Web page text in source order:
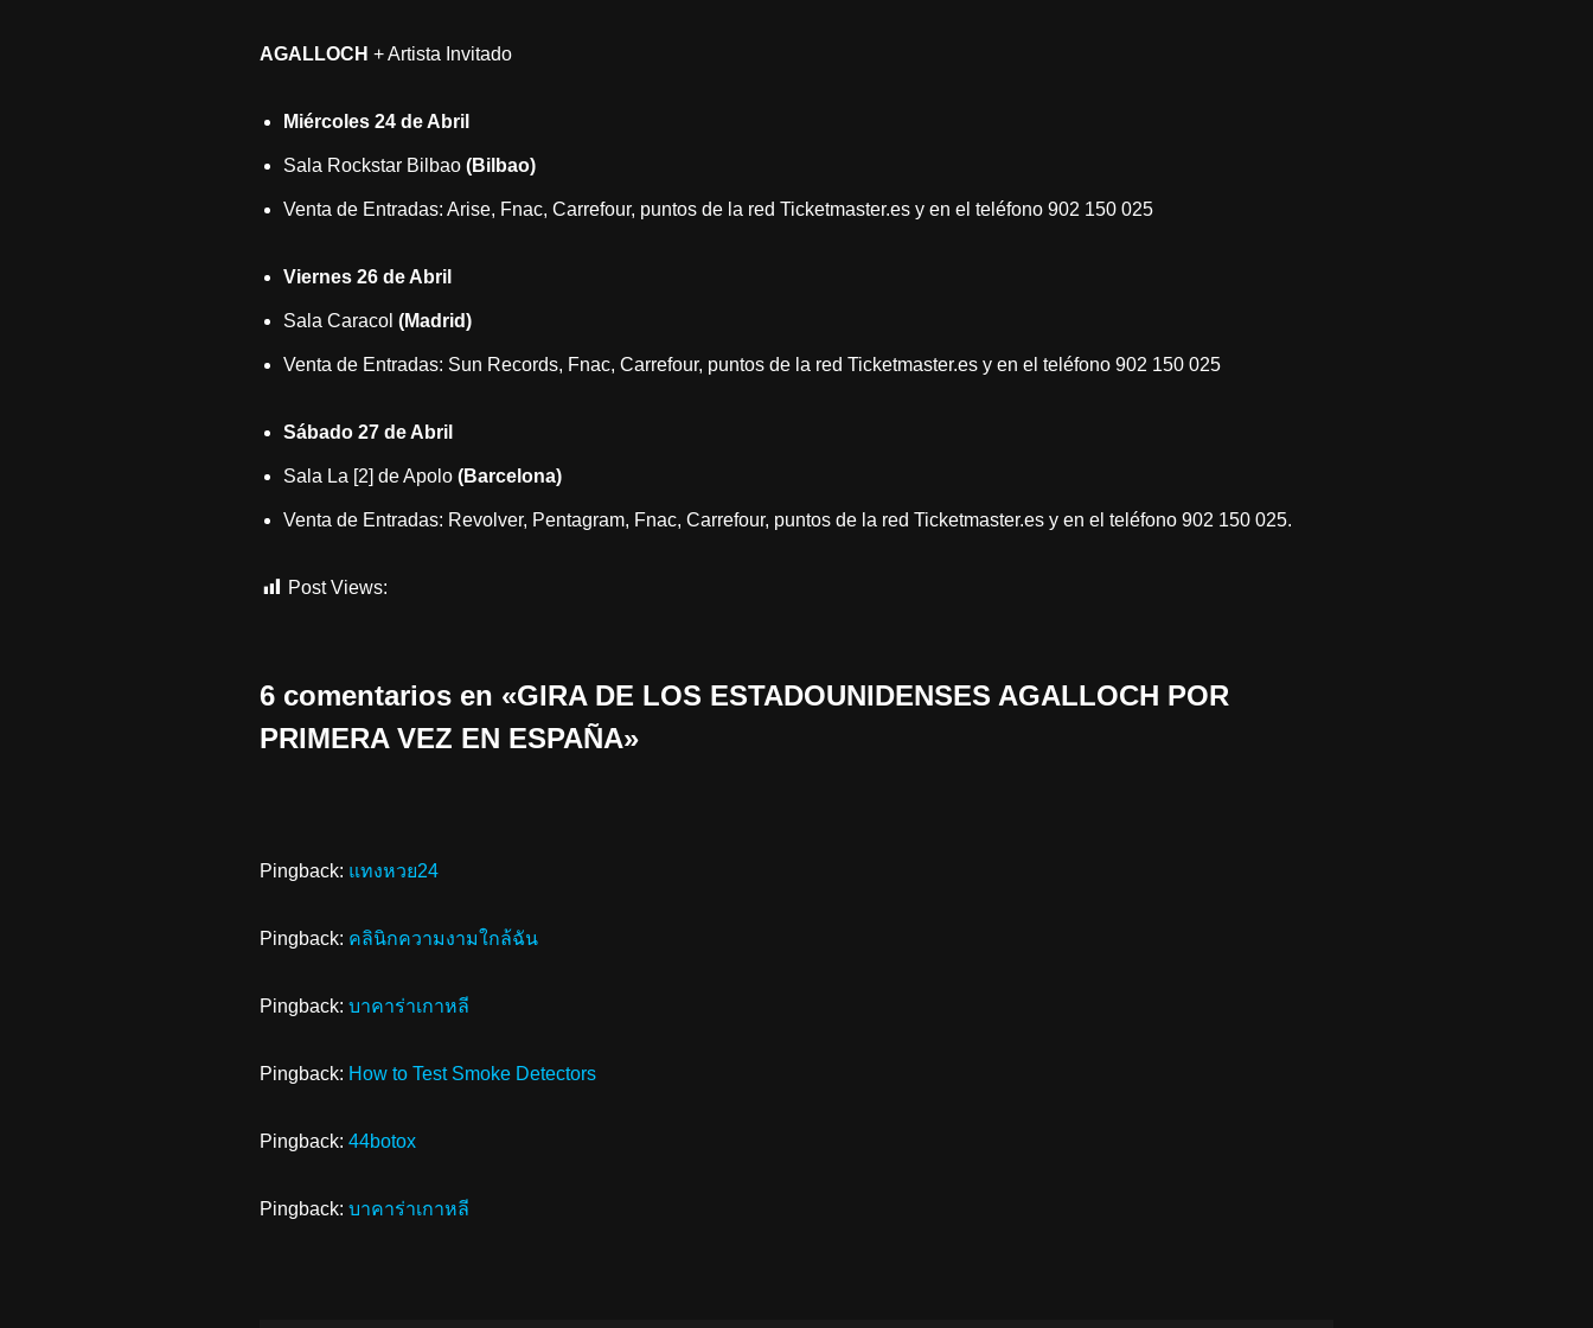
AGALLOCH + Artista Invitado
Miércoles 24 de Abril
Sala Rockstar Bilbao (Bilbao)
Venta de Entradas: Arise, Fnac, Carrefour, puntos de la red Ticketmaster.es y en el teléfono 902 150 025
Viernes 26 de Abril
Sala Caracol (Madrid)
Venta de Entradas: Sun Records, Fnac, Carrefour, puntos de la red Ticketmaster.es y en el teléfono 902 150 025
Sábado 27 de Abril
Sala La [2] de Apolo (Barcelona)
Venta de Entradas: Revolver, Pentagram, Fnac, Carrefour, puntos de la red Ticketmaster.es y en el teléfono 902 150 025.
Post Views:
6 comentarios en «GIRA DE LOS ESTADOUNIDENSES AGALLOCH POR
PRIMERA VEZ EN ESPAÑA»
Pingback: แทงหวย24
Pingback: คลินิกความงามใกล้ฉัน
Pingback: บาคาร่าเกาหลี
Pingback: How to Test Smoke Detectors
Pingback: 44botox
Pingback: บาคาร่าเกาหลี